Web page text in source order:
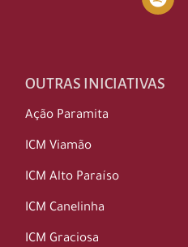
OUTRAS INICIATIVAS
Ação Paramita
ICM Viamão
ICM Alto Paraíso
ICM Canelinha
ICM Graciosa